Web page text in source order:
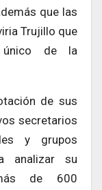
que las
Trujillo que
de la
de sus
secretarios
y grupos
analizar su
de 600